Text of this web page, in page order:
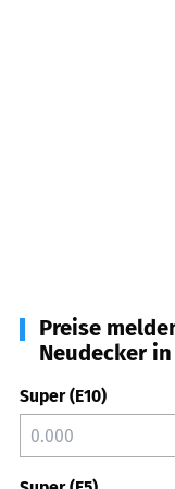
Preise
Neudecker
Super (E10)